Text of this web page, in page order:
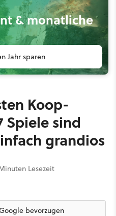
& monatliche
Jahr sparen
Koop-
Spiele sind
grandios
Lesezeit
bevorzugen